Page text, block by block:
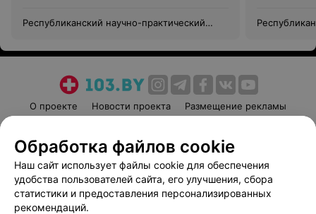
Республиканский научно-практический
О проекте Новости проекта
Размещение рекламы
Пользовательское соглашение
Способы оплаты
Вакансии
Партнеры
Написать руководителю 103.by
Обработка файлов cookie
Наш сайт использует файлы cookie для обеспечения
удобства пользователей сайта, его улучшения, сбора
статистики и предоставления персонализированных
рекомендаций.